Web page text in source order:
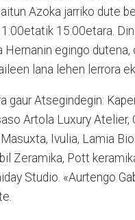
Azoka jarri­ko dute
15:00etara.
egingo
lana lehen lerrora
Atsegindegin:
Artola Luxury Atelier,
Ivulia, Lamia
Zeramika, Pott
Studio. «Aurtengo